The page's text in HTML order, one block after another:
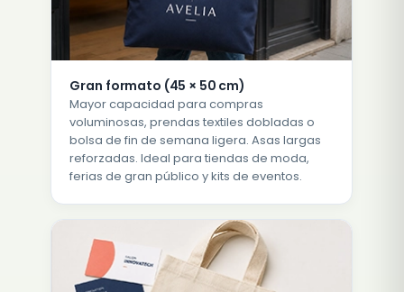
Gran formato (45 × 50 cm)
Mayor capacidad para compras
voluminosas, prendas textiles dobladas o
bolsa de fin de semana ligera. Asas largas
reforzadas. Ideal para tiendas de moda,
ferias de gran público y kits de eventos.